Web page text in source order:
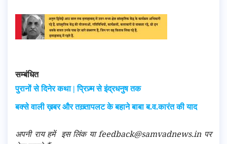
सम्बंधित
पुरानों से दिनेर कथा | प्रिज़्म से इंद्रधनुष तक
बक्से वाली ख़बर और तख़्तापलट के बहाने बाबा ब.व.कारंत की याद
अपनी राय हमें इस लिंक या feedback@samvadnews.in पर